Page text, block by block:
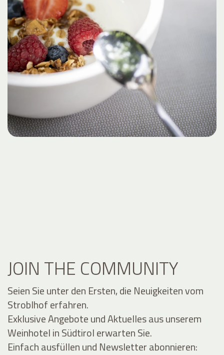
JOIN THE COMMUNITY
Seien Sie unter den Ersten, die Neuigkeiten vom
Stroblhof erfahren.
Exklusive Angebote und Aktuelles aus unserem
Weinhotel in Südtirol erwarten Sie.
Einfach ausfüllen und Newsletter abonnieren: